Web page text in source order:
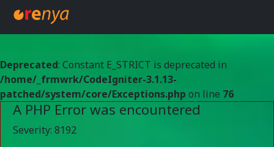
Deprecated: Constant E_STRICT is deprecated in
/home/_frmwrk/CodeIgniter-3.1.13-
patched/system/core/Exceptions.php on line 76
A PHP Error was encountered
Severity: 8192